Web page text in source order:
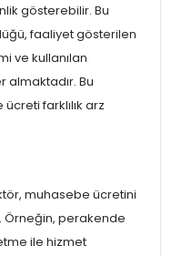
gösterebilir. Bu
faaliyet gösterilen
ve kullanılan
almaktadır. Bu
farklılık arz
muhasebe ücretini
perakende
ile hizmet